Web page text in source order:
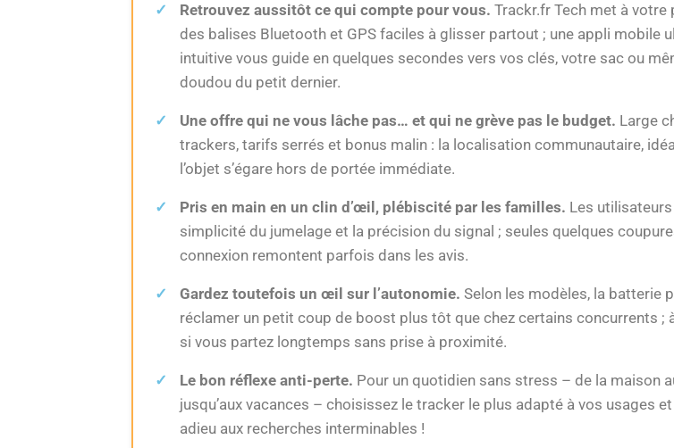
Retrouvez aussitôt ce qui compte pour vous. Trackr.fr Tech met à votre
des balises Bluetooth et GPS faciles à glisser partout ; une appli mobile
intuitive vous guide en quelques secondes vers vos clés, votre sac ou
doudou du petit dernier.
Une offre qui ne vous lâche pas… et qui ne grève pas le budget. Large
trackers, tarifs serrés et bonus malin : la localisation communautaire,
l’objet s’égare hors de portée immédiate.
Pris en main en un clin d’œil, plébiscité par les familles. Les
simplicité du jumelage et la précision du signal ; seules quelques
connexion remontent parfois dans les avis.
Gardez toutefois un œil sur l’autonomie. Selon les modèles, la batterie
réclamer un petit coup de boost plus tôt que chez certains concurrents ;
si vous partez longtemps sans prise à proximité.
Le bon réflexe anti-perte. Pour un quotidien sans stress – de la maison
jusqu’aux vacances – choisissez le tracker le plus adapté à vos usages
adieu aux recherches interminables !